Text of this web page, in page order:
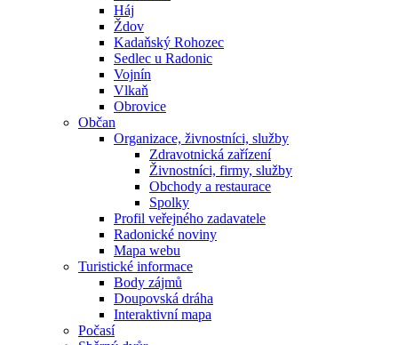
Háj
Ždov
Kadaňský Rohozec
Sedlec u Radonic
Vojnín
Vlkaň
Obrovice
Občan
Organizace, živnostníci, služby
Zdravotnická zařízení
Živnostníci, firmy, služby
Obchody a restaurace
Spolky
Profil veřejného zadavatele
Radonické noviny
Mapa webu
Turistické informace
Body zájmů
Doupovská dráha
Interaktivní mapa
Počasí